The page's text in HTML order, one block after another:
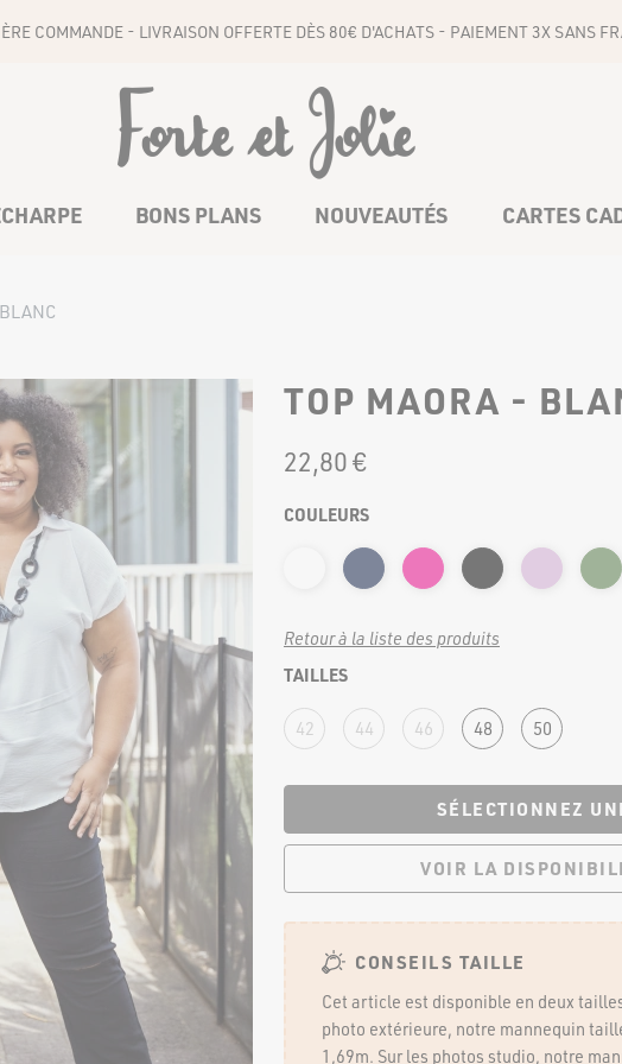
COMMANDE - LIVRAISON OFFERTE DÈS 80€ D'ACHATS - PAIEMENT 3X SANS
BONS PLANS NOUVEAUTÉS CARTES
TOP MAORA -
22,80€
COULEURS
Retour à la liste des produits
TAILLES
42 44 46 48 50
SÉLECTIONNEZ
VOIR LA
CONSEILS TAILLE
Cet article est disponible en deux
photo extérieure, notre mannequin
1,69m. Sur les photos studio, notre
BAS
Pantalons
Shorts et pantacourt
MATERNITÉ